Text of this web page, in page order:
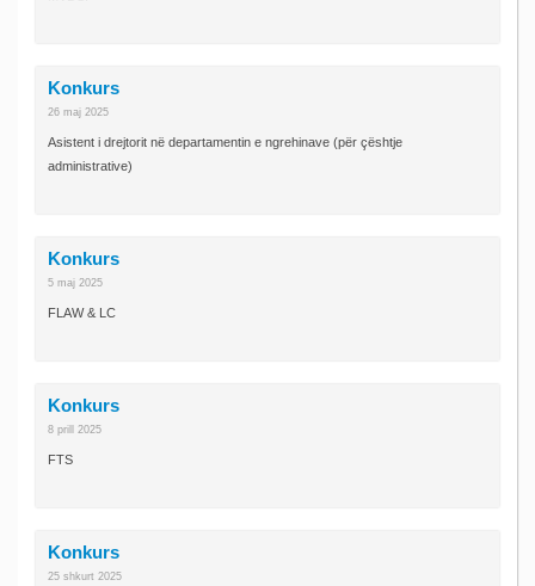
Konkurs
26 maj 2025
Asistent i drejtorit në departamentin e ngrehinave (për çështje
administrative)
Konkurs
5 maj 2025
FLAW & LC
Konkurs
8 prill 2025
FTS
Konkurs
25 shkurt 2025